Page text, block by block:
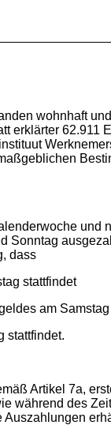
wohnhaft
erklärter 62.911
und
Sonntag
dass
stattfindet
am Samstag
Artikel 7a,
während des
Auszahlungen